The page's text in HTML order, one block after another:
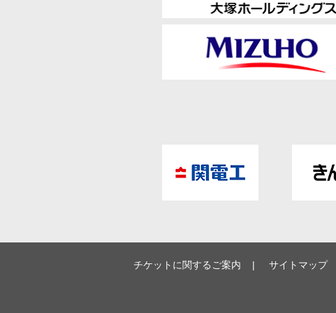
チケットに関するご案内 サイトマップ